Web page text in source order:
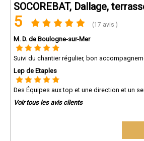
SOCOREBAT, Dallage,
5 (17 avis )
M. D. de Boulogne-sur-Mer
Suivi du chantier régulier, bon
Lep de Etaples
Des Équipes aux top et une direction et un
Voir tous les avis clients